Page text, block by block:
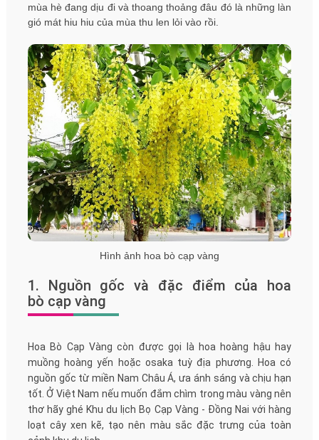
mùa hè đang dịu đi và thoang thoảng đâu đó là những làn
gió mát hiu hiu của mùa thu len lỏi vào rồi.
Hình ảnh hoa bò cạp vàng
1. Nguồn gốc và đặc điểm của hoa
bò cạp vàng
Hoa Bò Cạp Vàng còn được gọi là hoa hoàng hậu hay
muồng hoàng yến hoặc osaka tuỳ địa phương. Hoa có
nguồn gốc từ miền Nam Châu Á, ưa ánh sáng và chịu hạn
tốt. Ở Việt Nam nếu muốn đắm chìm trong màu vàng nên
thơ hãy ghé Khu du lịch Bọ Cạp Vàng - Đồng Nai với hàng
loạt cây xen kẽ, tạo nên màu sắc đặc trưng của toàn